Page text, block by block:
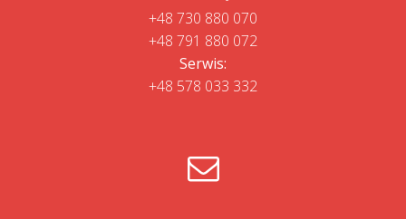
+48 730 880 070
+48 791 880 072
Serwis:
+48 578 033 332